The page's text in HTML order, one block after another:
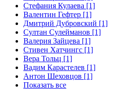
Стефания Кулаева [1]
Валентин Гефтер [1]
Дмитрий Дубровский [1]
Султан Сулейманов [1]
Валерия Зайцева [1]
Стивен Хатчингс [1]
Верa Тольц [1]
Вадим Карастелев [1]
Антон Шеховцов [1]
Показать все